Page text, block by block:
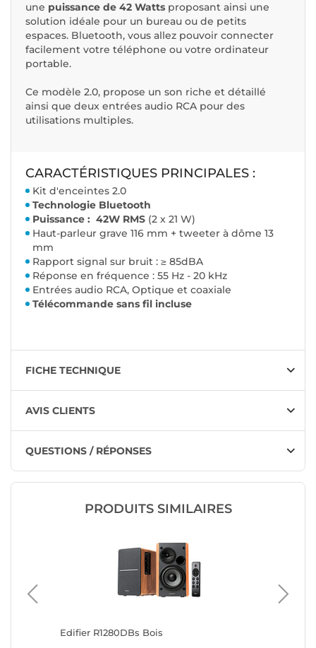
une puissance de 42 Watts proposant ainsi une
solution idéale pour un bureau ou de petits
espaces. Bluetooth, vous allez pouvoir connecter
facilement votre téléphone ou votre ordinateur
portable.
Ce modèle 2.0, propose un son riche et détaillé
ainsi que deux entrées audio RCA pour des
utilisations multiples.
CARACTÉRISTIQUES PRINCIPALES :
Kit d'enceintes 2.0
Technologie Bluetooth
Puissance : 42W RMS (2 x 21 W)
Haut-parleur grave 116 mm + tweeter à dôme 13
mm
Rapport signal sur bruit : ≥ 85dBA
Réponse en fréquence : 55 Hz - 20 kHz
Entrées audio RCA, Optique et coaxiale
Télécommande sans fil incluse
FICHE TECHNIQUE
AVIS CLIENTS
QUESTIONS / RÉPONSES
PRODUITS SIMILAIRES
Edifier R1280DBs Bois